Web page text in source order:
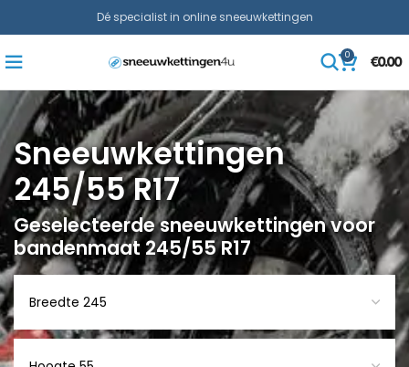
Dé specialist in online sneeuwkettingen
0
€0.00
Sneeuwkettingen
245/55 R17
Geselecteerde sneeuwkettingen voor
bandenmaat 245/55 R17